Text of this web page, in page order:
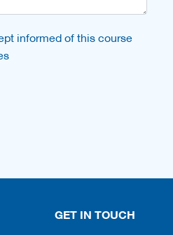
informed of this course
GET IN TOUCH